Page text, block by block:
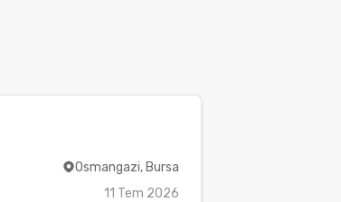
Osmangazi, Bursa
11 Tem 2026